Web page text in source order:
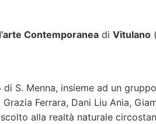
Contemporanea di Vitulano (
di S. Menna, insieme ad un
Ferrara, Dani Liu Ania,
alla realtà naturale